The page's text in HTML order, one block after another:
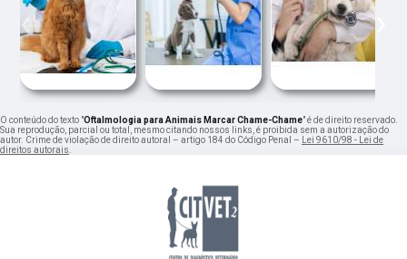
‹ ›
O conteúdo do texto "Oftalmologia para Animais Marcar Chame-Chame" é de direito reservado.
Sua reprodução, parcial ou total, mesmo citando nossos links, é proibida sem a autorização do
autor. Crime de violação de direito autoral – artigo 184 do Código Penal – Lei 9610/98 - Lei de
direitos autorais.